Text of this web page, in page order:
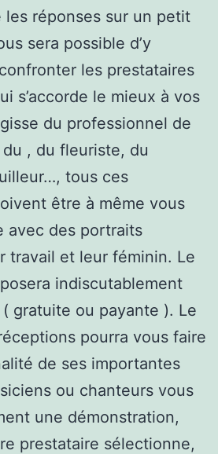
réponses sur un petit
sera possible d’y
les prestataires
s’accorde le mieux à vos
du professionnel de
, du fleuriste, du
tous ces
être à même vous
avec des portraits
travail et leur féminin. Le
indiscutablement
gratuite ou payante ). Le
pourra vous faire
de ses importantes
ou chanteurs vous
une démonstration,
prestataire sélectionne,